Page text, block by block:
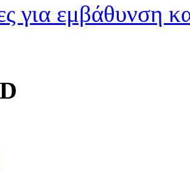
για εμβάθυνση